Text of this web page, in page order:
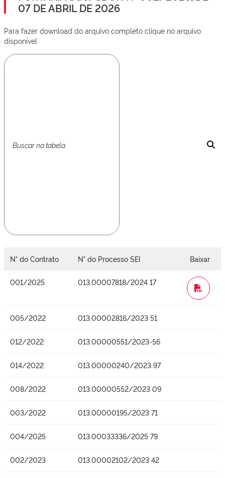
07 DE ABRIL DE 2026
Para fazer download do arquivo completo clique no arquivo
disponível
N° do Contrato N° do Processo SEI Baixar
001/2025 013.00007818/2024 17
WORD
005/2022 013.00002816/2023 51
012/2022 013.00000551/2023-56
014/2022 013.00000240/2023 97
008/2022 013.00000552/2023 09
003/2022 013.00000195/2023 71
004/2025 013.00033336/2025 79
002/2023 013.00002102/2023 42